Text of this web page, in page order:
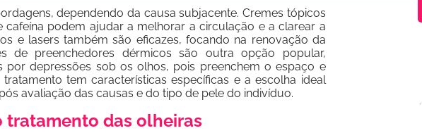
dependendo da causa subjacente. Cremes tópicos
podem ajudar a melhorar a circulação e a clarear a
e lasers também são eficazes, focando na renovação da
de preenchedores dérmicos são outra opção popular,
por depressões sob os olhos, pois preenchem o espaço e
tem características específicas e a escolha ideal
avaliação das causas e do tipo de pele do indivíduo.
tratamento das olheiras